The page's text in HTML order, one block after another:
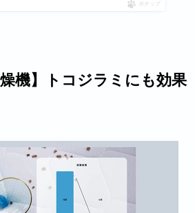
ポチップ
燥機】トコジラミにも効果